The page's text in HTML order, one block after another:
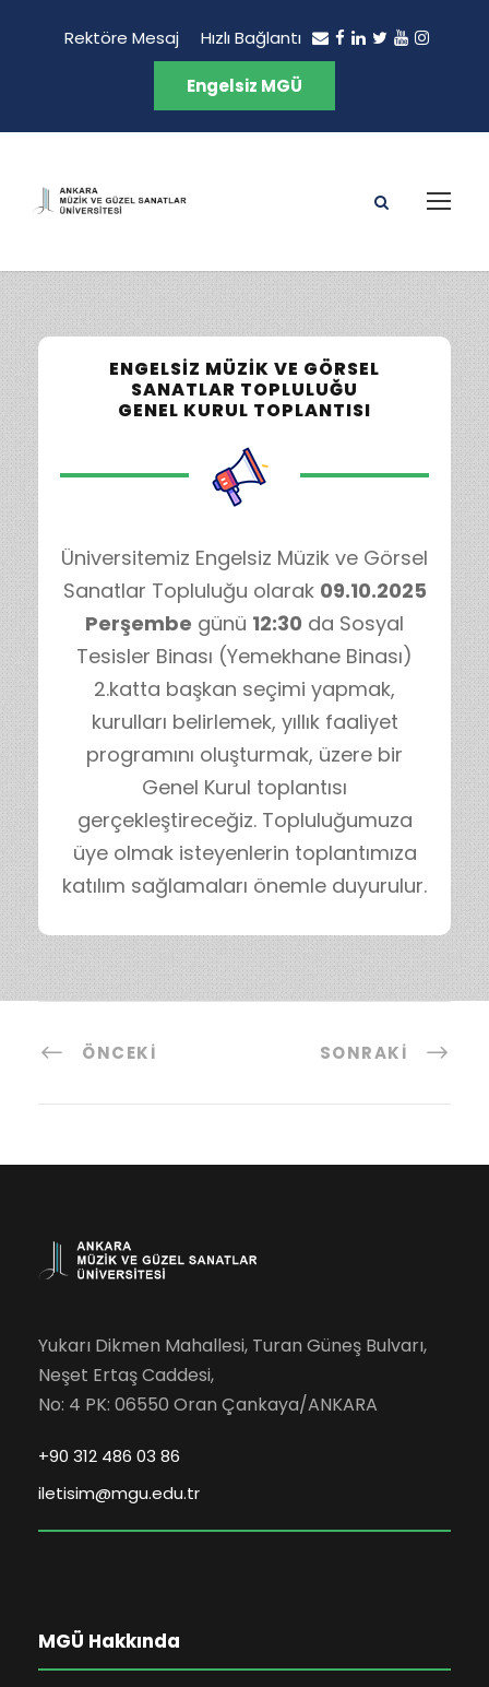
Rektöre Mesaj Hızlı Bağlantı
Engelsiz MGÜ
ENGELSIZ MÜZIK VE GÖRSEL
SANATLAR TOPLULUĞU
GENEL KURUL TOPLANTISI
Üniversitemiz Engelsiz Müzik ve Görsel
Sanatlar Topluluğu olarak 09.10.2025
Perşembe günü 12:30 da Sosyal
Tesisler Binası (Yemekhane Binası)
2.katta başkan seçimi yapmak,
kurulları belirlemek, yıllık faaliyet
programını oluşturmak, üzere bir
Genel Kurul toplantısı
gerçekleştireceğiz. Topluluğumuza
üye olmak isteyenlerin toplantımıza
katılım sağlamaları önemle duyurulur.
ÖNCEKI SONRAKI
Yukarı Dikmen Mahallesi, Turan Güneş Bulvarı,
Neşet Ertaş Caddesi,
No: 4 PK: 06550 Oran Çankaya/ANKARA
+90 312 486 03 86
iletisim@mgu.edu.tr
MGÜ Hakkında